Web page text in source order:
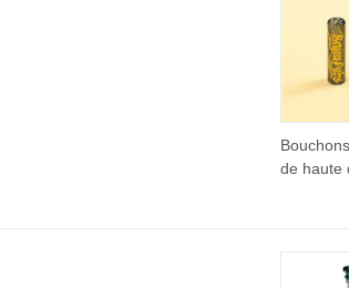
de haute